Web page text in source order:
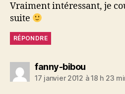
Vraiment intéressant, je
suite
RÉPONDRE
fanny-biboudit :
17 janvier 2012 à 18 h 23